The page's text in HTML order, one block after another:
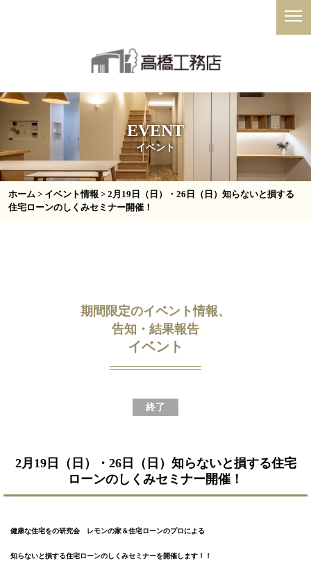
EVENT
イベント
ホーム > イベント情報 > 2月19日（日）・26日（日）知らないと損する
住宅ローンのしくみセミナー開催！
期間限定のイベント情報、
告知・結果報告
イベント
終了
2月19日（日）・26日（日）知らないと損する住宅
ローンのしくみセミナー開催！
健康な住宅をの研究会　レモンの家＆住宅ローンのプロによる
知らないと損する住宅ローンのしくみセミナーを開催します！！